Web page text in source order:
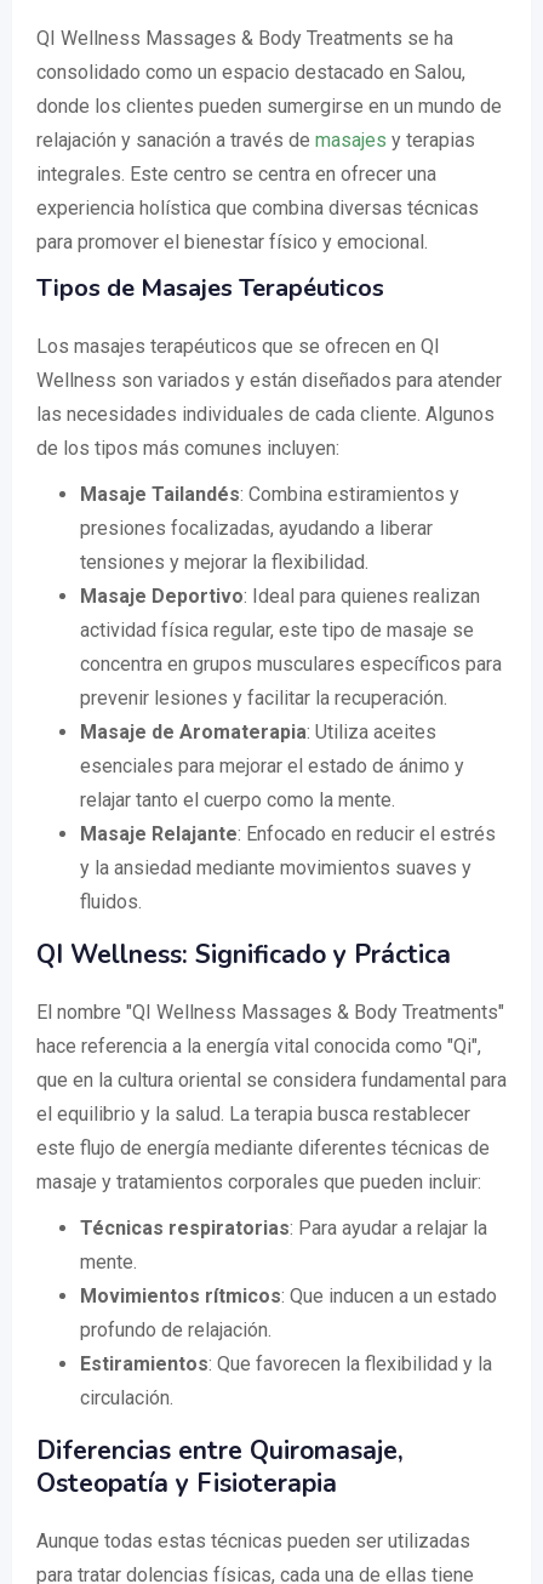
QI Wellness Massages & Body Treatments se ha
consolidado como un espacio destacado en Salou,
donde los clientes pueden sumergirse en un mundo de
relajación y sanación a través de masajes y terapias
integrales. Este centro se centra en ofrecer una
experiencia holística que combina diversas técnicas
para promover el bienestar físico y emocional.
Tipos de Masajes Terapéuticos
Los masajes terapéuticos que se ofrecen en QI
Wellness son variados y están diseñados para atender
las necesidades individuales de cada cliente. Algunos
de los tipos más comunes incluyen:
Masaje Tailandés: Combina estiramientos y
presiones focalizadas, ayudando a liberar
tensiones y mejorar la flexibilidad.
Masaje Deportivo: Ideal para quienes realizan
actividad física regular, este tipo de masaje se
concentra en grupos musculares específicos para
prevenir lesiones y facilitar la recuperación.
Masaje de Aromaterapia: Utiliza aceites
esenciales para mejorar el estado de ánimo y
relajar tanto el cuerpo como la mente.
Masaje Relajante: Enfocado en reducir el estrés
y la ansiedad mediante movimientos suaves y
fluidos.
QI Wellness: Significado y Práctica
El nombre "QI Wellness Massages & Body Treatments"
hace referencia a la energía vital conocida como "Qi",
que en la cultura oriental se considera fundamental para
el equilibrio y la salud. La terapia busca restablecer
este flujo de energía mediante diferentes técnicas de
masaje y tratamientos corporales que pueden incluir:
Técnicas respiratorias: Para ayudar a relajar la
mente.
Movimientos rítmicos: Que inducen a un estado
profundo de relajación.
Estiramientos: Que favorecen la flexibilidad y la
circulación.
Diferencias entre Quiromasaje,
Osteopatía y Fisioterapia
Aunque todas estas técnicas pueden ser utilizadas
para tratar dolencias físicas, cada una de ellas tiene